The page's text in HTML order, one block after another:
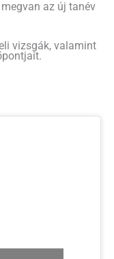
az új tanév
vizsgák, valamint